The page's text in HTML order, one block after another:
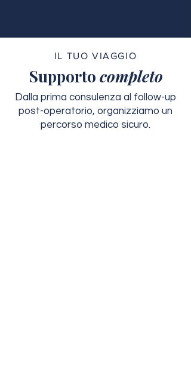
IL TUO VIAGGIO
Supporto completo
Dalla prima consulenza al follow-up
post-operatorio, organizziamo un
percorso medico sicuro.